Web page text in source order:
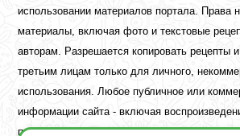
использовании материалов портала. Права
материалы, включая фото и текстовые
авторам. Разрешается копировать рецепты
третьим лицам только для личного,
использования. Любое публичное или
информации сайта - включая
публикацию или обработку - возможно лишь